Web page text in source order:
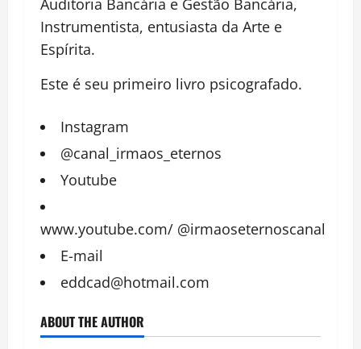
Auditoria Bancária e Gestão Bancária,
Instrumentista, entusiasta da Arte e
Espírita.
Este é seu primeiro livro psicografado.
Instagram
@canal_irmaos_eternos
Youtube
www.youtube.com/ @irmaoseternoscanal
E-mail
eddcad@hotmail.com
ABOUT THE AUTHOR